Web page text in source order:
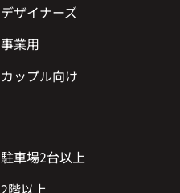
デザイナーズ
事業用
カップル向け
駐車場2台以上
2階以上